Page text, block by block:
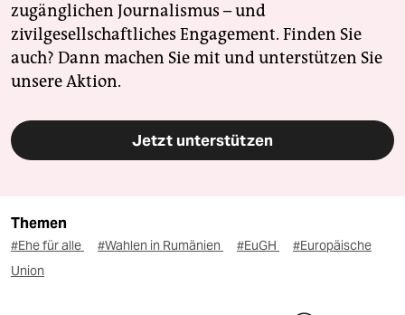
zugänglichen Journalismus – und
zivilgesellschaftliches Engagement. Finden Sie
auch? Dann machen Sie mit und unterstützen Sie
unsere Aktion.
Jetzt unterstützen
Themen
#Ehe für alle #Wahlen in Rumänien #EuGH
#Europäische
Union